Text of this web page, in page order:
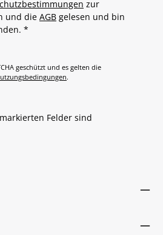
zur
und die AGB gelesen und bin
*
geschützt und es gelten die
.
Felder sind